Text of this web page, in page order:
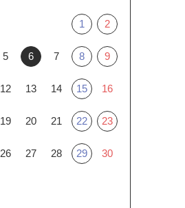
1 2
5 6 7 8 9
12 13 14 15 16
19 20 21 22 23
26 27 28 29 30